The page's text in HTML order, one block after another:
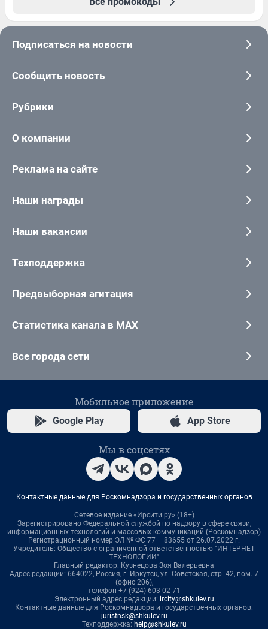
Подписаться на новости
Сообщить новость
Рубрики
О компании
Реклама на сайте
Наши награды
Наши вакансии
Техподдержка
Предвыборная агитация
Статистика канала в MAX
Все города сети
Мобильное приложение
Google Play App Store
Мы в соцсетях
Контактные данные для Роскомнадзора и государственных органов
Сетевое издание «Ирсити.ру» (18+)
Зарегистрировано Федеральной службой по надзору в сфере связи,
информационных технологий и массовых коммуникаций (Роскомнадзор)
Регистрационный номер ЭЛ № ФС 77 – 83655 от 26.07.2022 г.
Учредитель: Общество с ограниченной ответственностью "ИНТЕРНЕТ
ТЕХНОЛОГИИ"
Главный редактор: Кузнецова Зоя Валерьевна
Адрес редакции: 664022, Россия, г. Иркутск, ул. Советская, стр. 42, пом. 7
(офис 206),
телефон +7 (924) 603 02 71
Электронный адрес редакции: ircity@shkulev.ru
Контактные данные для Роскомнадзора и государственных органов:
juristnsk@shkulev.ru
Техподдержка: help@shkulev.ru